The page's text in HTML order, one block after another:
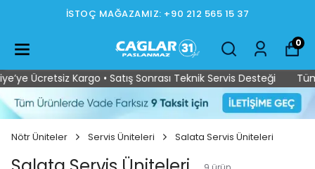
İSTOÇ MAĞAZAMIZ: +90 212 565 15 37
0
Ücretsiz Kargo • Satış Sonrası Teknik Servis Desteği Tüm
Nötr Üniteler Servis Üniteleri Salata Servis Üniteleri